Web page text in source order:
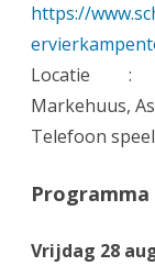
https://
Locatie :
Markehuus,
Telefoon
Programma
Vrijdag 28